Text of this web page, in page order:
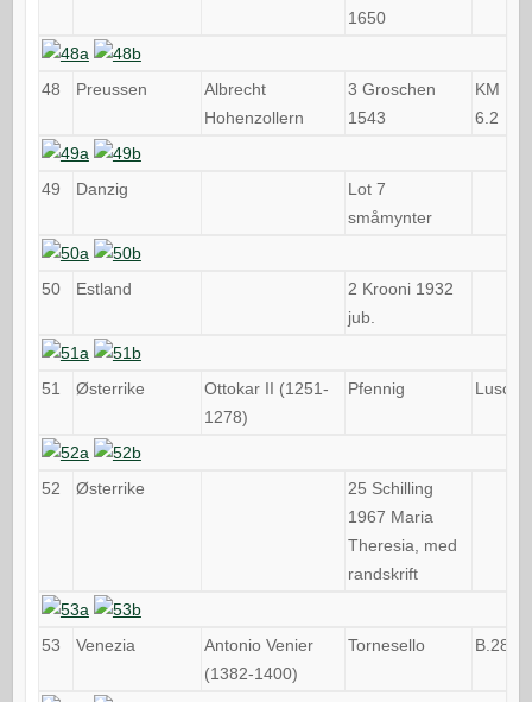
1650
48 Preussen
Albrecht
Hohenzollern
3 Groschen
1543
KM MB
6.2
49 Danzig
Lot 7
småmynter
50 Estland
2 Krooni 1932
jub.
51 Østerrike
Ottokar II (1251-
1278)
Pfennig Lusch
52 Østerrike
25 Schilling
1967 Maria
Theresia, med
randskrift
53 Venezia
Antonio Venier
(1382-1400)
Tornesello B.2857